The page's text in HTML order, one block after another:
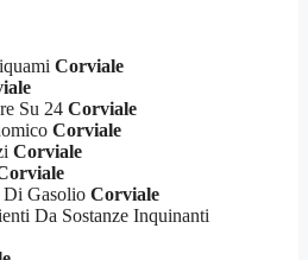
Corviale
Su 24 Corviale
Corviale
Corviale
Di Gasolio Corviale
Da Sostanze Inquinanti